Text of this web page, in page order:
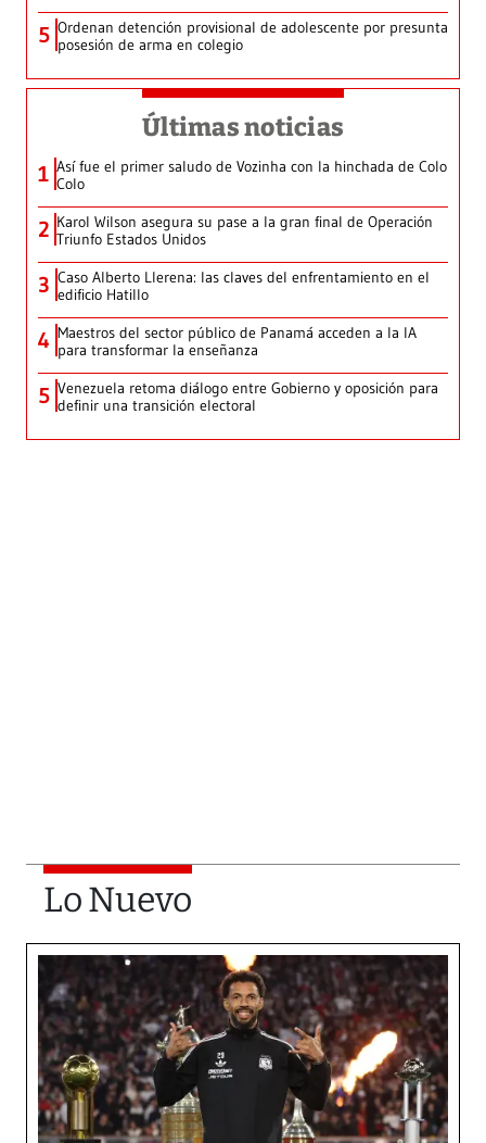
5 Ordenan detención provisional de adolescente por presunta
posesión de arma en colegio
Últimas noticias
1 Así fue el primer saludo de Vozinha con la hinchada de Colo
Colo
2 Karol Wilson asegura su pase a la gran final de Operación
Triunfo Estados Unidos
3 Caso Alberto Llerena: las claves del enfrentamiento en el
edificio Hatillo
4 Maestros del sector público de Panamá acceden a la IA
para transformar la enseñanza
5 Venezuela retoma diálogo entre Gobierno y oposición para
definir una transición electoral
Lo Nuevo